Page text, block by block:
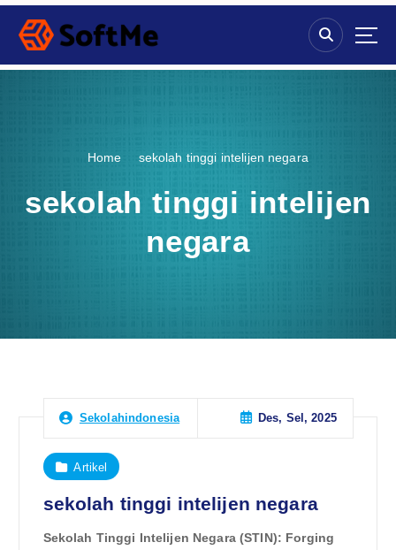
S
p
Home sekolah tinggi intelijen negara
sekolah tinggi intelijen
negara
Sekolahindonesia Des, Sel, 2025
Artikel
sekolah tinggi intelijen negara
Sekolah Tinggi Intelijen Negara (STIN): Forging